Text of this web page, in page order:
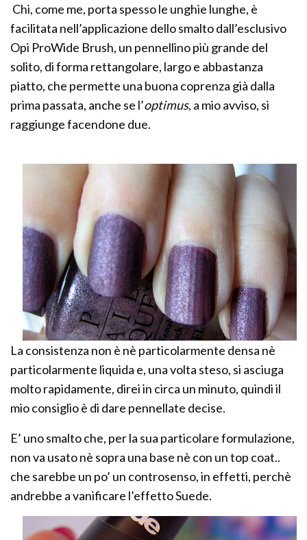
Chi, come me, porta spesso le unghie lunghe, è
facilitata nell’applicazione dello smalto dall’esclusivo
Opi ProWide Brush, un pennellino più grande del
solito, di forma rettangolare, largo e abbastanza
piatto, che permette una buona coprenza già dalla
prima passata, anche se l’optimus, a mio avviso, si
raggiunge facendone due.
La consistenza non è nè particolarmente densa nè
particolarmente liquida e, una volta steso, si asciuga
molto rapidamente, direi in circa un minuto, quindi il
mio consiglio è di dare pennellate decise.
E’ uno smalto che, per la sua particolare formulazione,
non va usato nè sopra una base nè con un top coat..
che sarebbe un po’ un controsenso, in effetti, perchè
andrebbe a vanificare l’effetto Suede.